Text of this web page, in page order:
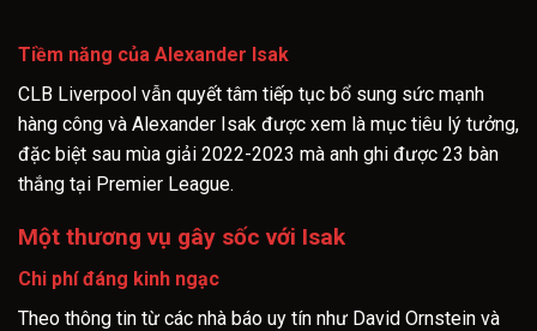
Tiềm năng của Alexander Isak
CLB Liverpool vẫn quyết tâm tiếp tục bổ sung sức mạnh
hàng công và Alexander Isak được xem là mục tiêu lý tưởng,
đặc biệt sau mùa giải 2022-2023 mà anh ghi được 23 bàn
thắng tại Premier League.
Một thương vụ gây sốc với Isak
Chi phí đáng kinh ngạc
Theo thông tin từ các nhà báo uy tín như David Ornstein và